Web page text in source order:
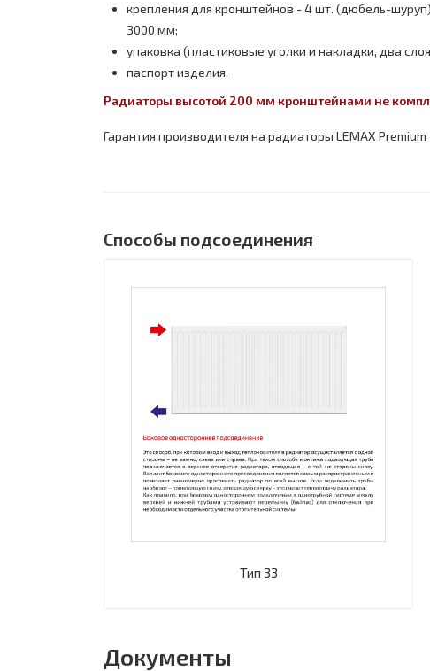
крепления для кронштейнов - 4 шт. (дюбель-
3000 мм;
упаковка (пластиковые уголки и накладки, два
паспорт изделия.
Радиаторы высотой 200 мм кронштейнами не
Гарантия производителя на радиаторы LEMAX Premium
Способы подсоединения
Тип 33
Документы